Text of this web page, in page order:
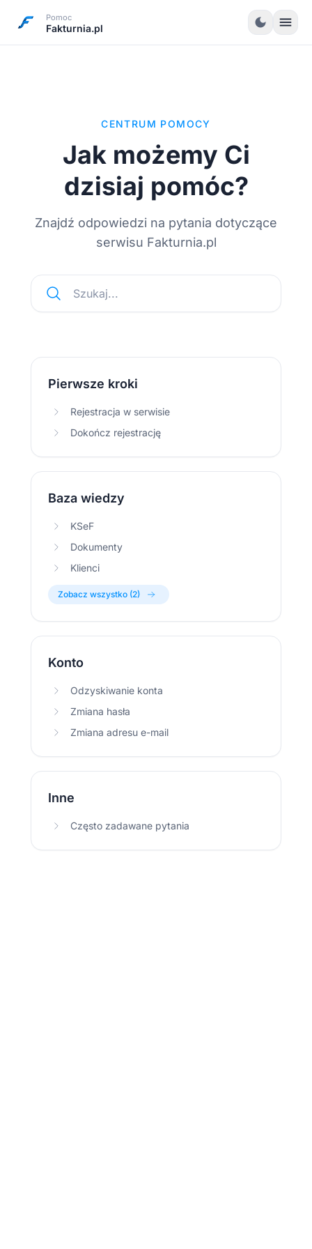
Pomoc
Fakturnia.pl dark_mode menu
CENTRUM POMOCY
Jak możemy Ci
dzisiaj pomóc?
Znajdź odpowiedzi na pytania dotyczące
serwisu Fakturnia.pl
Szukaj...
Pierwsze kroki
Rejestracja w serwisie
Dokończ rejestrację
Baza wiedzy
KSeF
Dokumenty
Klienci
Zobacz wszystko (2)
Konto
Odzyskiwanie konta
Zmiana hasła
Zmiana adresu e-mail
Inne
Często zadawane pytania